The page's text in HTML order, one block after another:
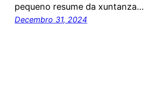
pequeno resume da xuntanza…
Decembro 31, 2024